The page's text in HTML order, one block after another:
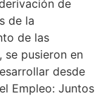
de
de la
de las
se pusieron en
desde
Empleo: Juntos